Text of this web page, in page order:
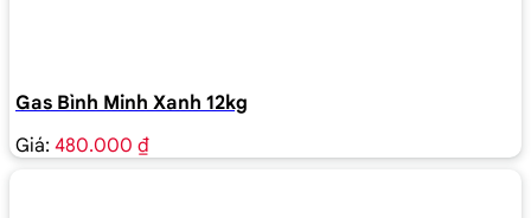
Gas Bình Minh Xanh 12kg
Giá: 480.000 ₫